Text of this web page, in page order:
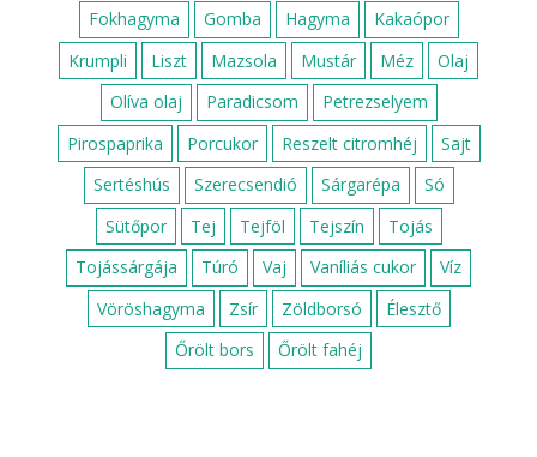
Fokhagyma
Gomba Hagyma
Kakaópor
Krumpli
Liszt Mazsola Mustár Méz
Olaj
Olíva olaj
Paradicsom
Petrezselyem
Pirospaprika
Porcukor Reszelt citromhéj
Sajt
Sertéshús
Szerecsendió Sárgarépa
Só
Sütőpor
Tej Tejföl Tejszín
Tojás
Tojássárgája
Túró Vaj Vaníliás cukor
Víz
Vöröshagyma
Zsír Zöldborsó
Élesztő
Őrölt bors
Őrölt fahéj